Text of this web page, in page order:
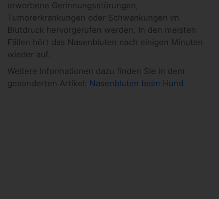
erworbene Gerinnungsstörungen,
Tumorerkrankungen oder Schwankungen im
Blutdruck hervorgerufen werden. In den meisten
Fällen hört das Nasenbluten nach einigen Minuten
wieder auf.
Weitere Informationen dazu finden Sie in dem
gesonderten Artikel: Nasenbluten beim Hund